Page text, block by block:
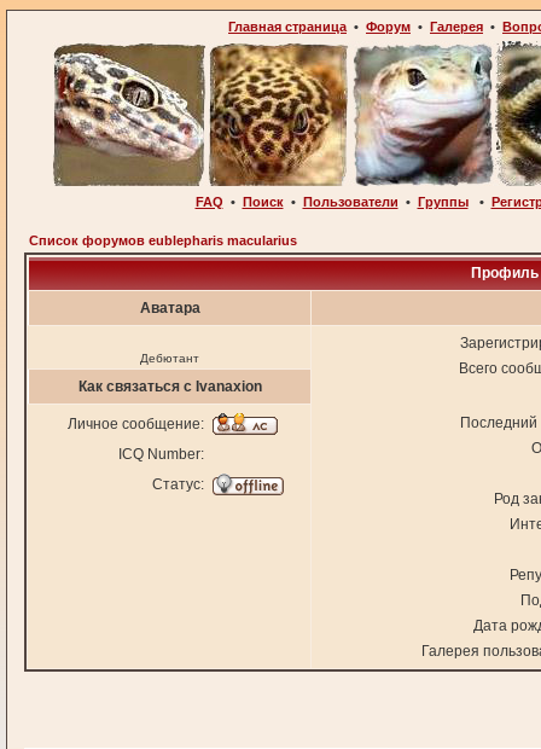
Главная страница • Форум • Галерея •
FAQ • Поиск• Пользователи • Группы•
Список форумов eublepharis macularius
Профиль
Аватара
Дебютант
Всего
Последний
Род
Дата
Галерея
Как связаться с Ivanaxion
Личное сообщение:
ICQ Number:
Статус: